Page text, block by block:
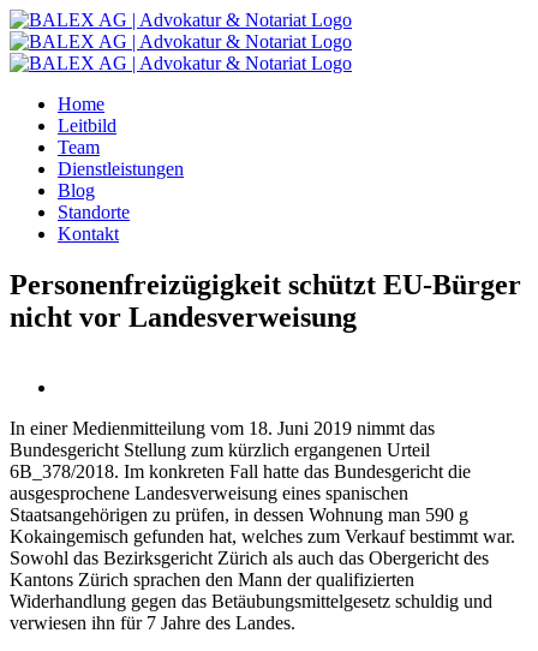
Zum
Inhalt
springen
Home
Leitbild
Team
Dienstleistungen
Blog
Standorte
Kontakt
Personenfreizügigkeit schützt EU-Bürger
nicht vor Landesverweisung
In einer Medienmitteilung vom 18. Juni 2019 nimmt das
Bundesgericht Stellung zum kürzlich ergangenen Urteil
6B_378/2018. Im konkreten Fall hatte das Bundesgericht die
ausgesprochene Landesverweisung eines spanischen
Staatsangehörigen zu prüfen, in dessen Wohnung man 590 g
Kokaingemisch gefunden hat, welches zum Verkauf bestimmt war.
Sowohl das Bezirksgericht Zürich als auch das Obergericht des
Kantons Zürich sprachen den Mann der qualifizierten
Widerhandlung gegen das Betäubungsmittelgesetz schuldig und
verwiesen ihn für 7 Jahre des Landes.